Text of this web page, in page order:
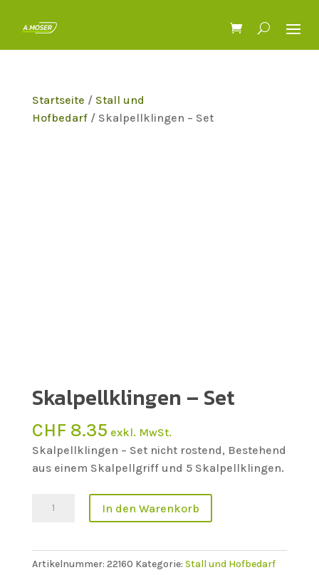
Startseite / Stall und
Hofbedarf/ Skalpellklingen – Set
Skalpellklingen – Set
CHF 8.35 exkl. MwSt.
Skalpellklingen – Set nicht rostend, Bestehend
aus einem Skalpellgriff und 5 Skalpellklingen.
Skalpellklingen
Menge
In den Warenkorb
Artikelnummer: 22160 Kategorie: Stall und Hofbedarf